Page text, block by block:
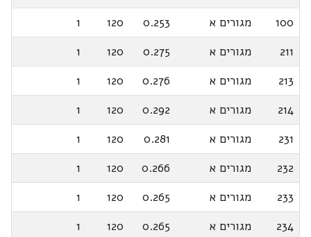
100
מגורים א 0.253
120
1
211
מגורים א 0.275
120
1
213
מגורים א 0.276
120
1
214
מגורים א 0.292
120
1
231
מגורים א 0.281
120
1
232
מגורים א 0.266
120
1
233
מגורים א 0.265
120
1
234
מגורים א 0.265
120
1